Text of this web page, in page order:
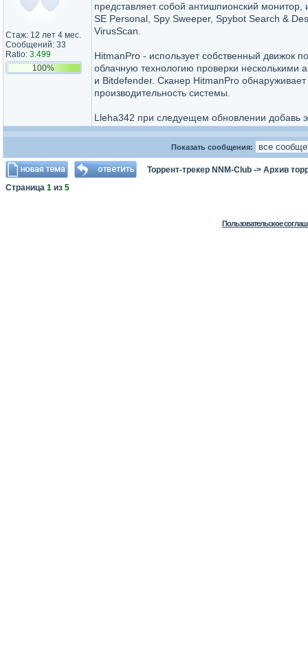
Стаж: 12 лет 4 мес.
Сообщений: 33
Ratio: 3.499
100%
представляет собой антишпионский
SE Personal, Spy Sweeper, Spybot Search &
VirusScan.
HitmanPro - использует собственный движок
облачную технологию проверки несколькими
и Bitdefender. Сканер HitmanPro
производительность системы.
Lleha342 при следуещем обновлении добавь
Показать сообщения:
Торрент-трекер NNM-Club -> Архив
Страница 1 из 5
Пользовательское